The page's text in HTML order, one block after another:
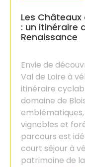
Les Châteaux de Blois-Chambord à vélo
: un itinéraire
Renaissance
Envie de
Val de Loire à
itinéraire
domaine de
vignobles et
parcours est
court séjour à
patrimoine de